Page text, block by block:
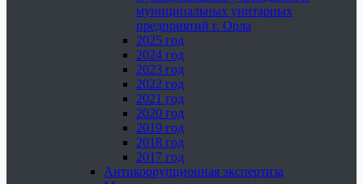
муниципальных унитарных
предприятий г. Орла
2025 год
2024 год
2023 год
2022 год
2021 год
2020 год
2019 год
2018 год
2017 год
Антикоррупционная экспертиза